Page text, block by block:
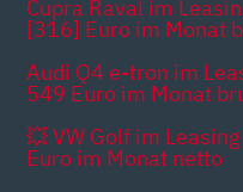
Cupra Raval im
[316] Euro im Monat
Audi Q4 e-tron im
549 Euro im Monat
💥 VW Golf im
Euro im Monat netto